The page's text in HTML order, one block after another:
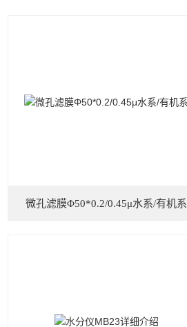
微孔滤膜Φ50*0.2/0.45μ水系/有机系